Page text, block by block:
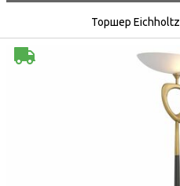
Торшер